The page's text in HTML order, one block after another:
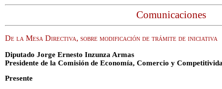
Comunicaciones
De la Mesa Directiva, sobre modificación de trámite de iniciativa
Diputado Jorge Ernesto Inzunza Armas
Presidente de la Comisión de Economía, Comercio y
Presente